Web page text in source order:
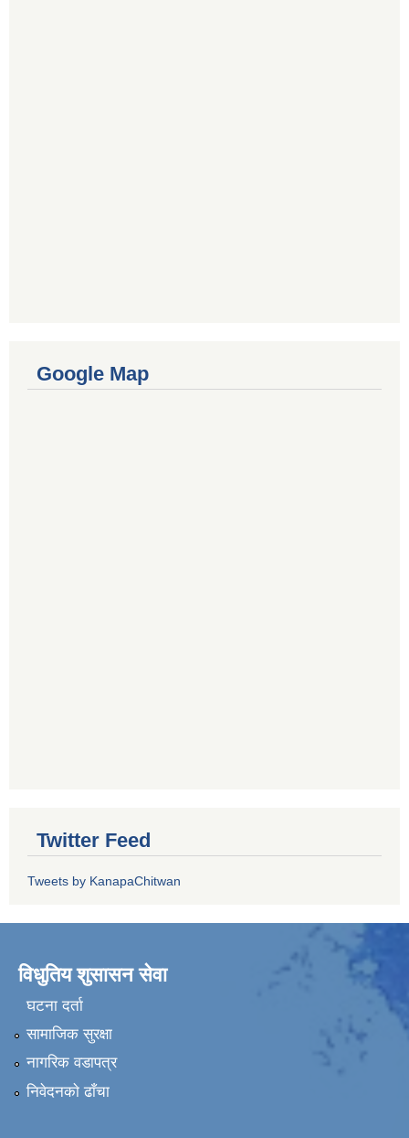
Google Map
Twitter Feed
Tweets by KanapaChitwan
विधुतिय शुसासन सेवा
घटना दर्ता
सामाजिक सुरक्षा
नागरिक वडापत्र
निवेदनकाे ढाँचा